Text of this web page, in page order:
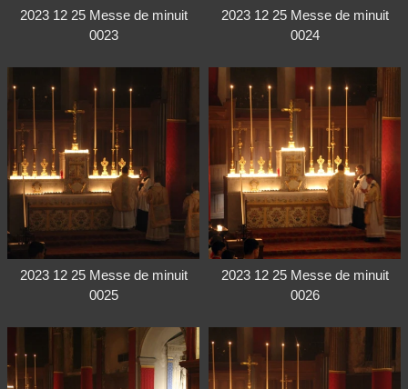
2023 12 25 Messe de minuit
0023
2023 12 25 Messe de minuit
0024
2023 12 25 Messe de minuit
0025
2023 12 25 Messe de minuit
0026